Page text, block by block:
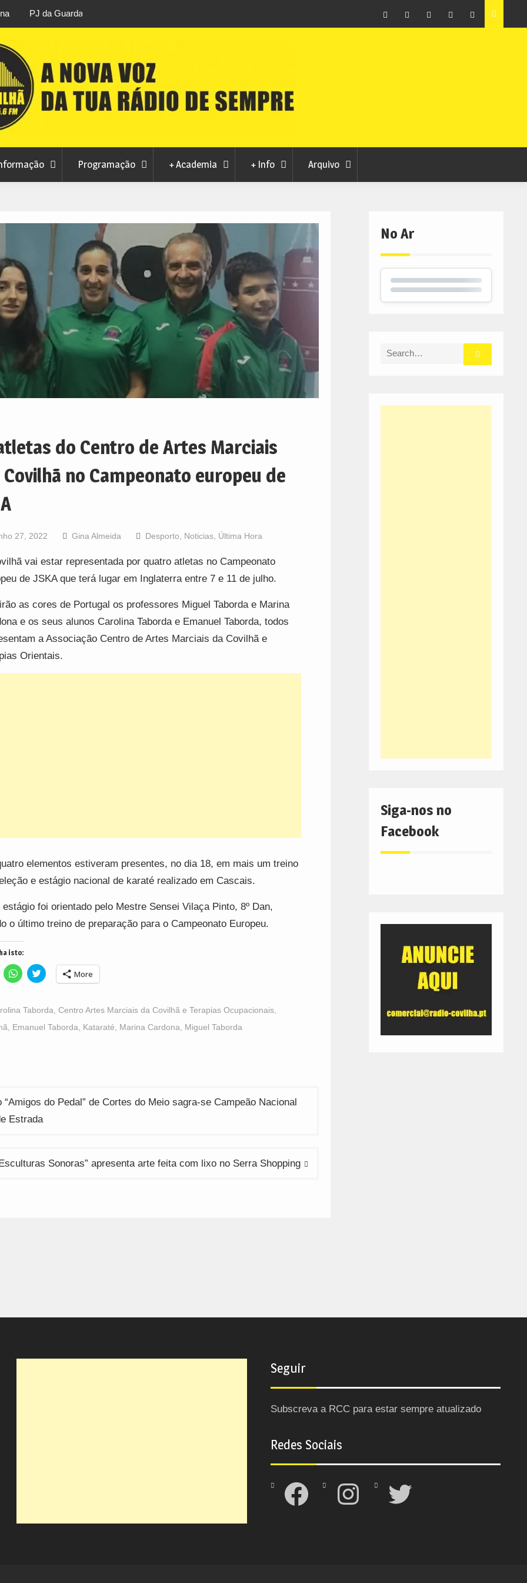
de droga com
fluvial este fim de semana
Município de Belmonte alerta para tentativa de fraude
em nome da autarquia
Programação + Academia + Info Arquivo
do Centro de Artes Marciais
Covilhã no Campeonato europeu de
27, 2022 Gina Almeida Desporto Noticias, Última Hora
vai estar representada por quatro atletas no Campeonato
de JSKA que terá lugar em Inglaterra entre 7 e 11 de julho.
as cores de Portugal os professores Miguel Taborda e Marina
e os seus alunos Carolina Taborda e Emanuel Taborda, todos
a Associação Centro de Artes Marciais da Covilhã e
Orientais.
elementos estiveram presentes, no dia 18, em mais um treino
e estágio nacional de karaté realizado em Cascais.
estágio foi orientado pelo Mestre Sensei Vilaça Pinto, 8º Dan,
o último treino de preparação para o Campeonato Europeu.
isto:
Click
to
(Opens
new
window)
Click
to
share
(Opens
new
window)
More
Taborda Centro Artes Marciais da Covilhã e Terapias Ocupacionais,
Emanuel Taborda Kataraté Marina Cardona Miguel Taborda
“Amigos do Pedal” de Cortes do Meio sagra-se Campeão Nacional
Estrada
Sonoras” apresenta arte feita com lixo no Serra Shopping
No Ar
Search
Siga-nos no
Facebook
Seguir
Subscreva a RCC para estar sempre atualizado
Redes Sociais
Facebook Instagram Twitter